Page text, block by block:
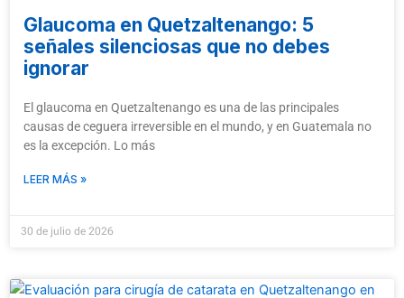
Glaucoma en Quetzaltenango: 5
señales silenciosas que no debes
ignorar
El glaucoma en Quetzaltenango es una de las principales
causas de ceguera irreversible en el mundo, y en Guatemala no
es la excepción. Lo más
LEER MÁS »
30 de julio de 2026